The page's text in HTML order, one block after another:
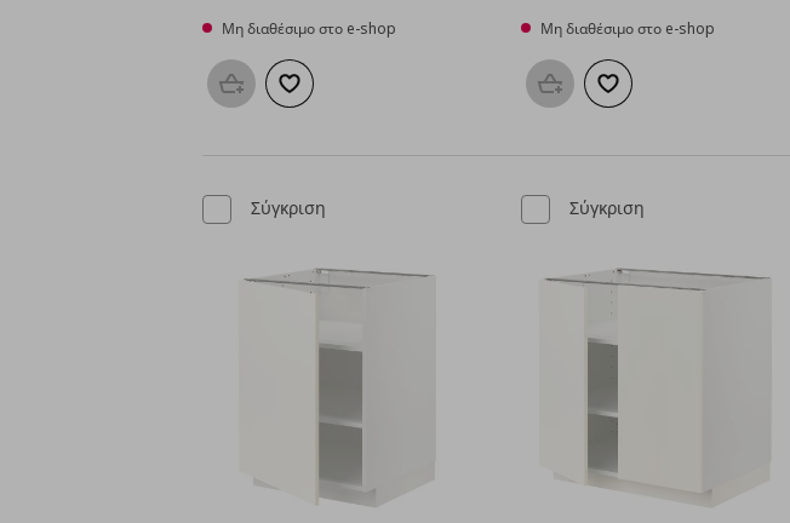
Μη διαθέσιμο στο e-shop
Προσθήκη στο καλάθι
Προσθήκη στα αγαπημένα
Μη διαθέσιμο στο e-shop
Προσθήκη στο καλάθι
Προσθήκη στα αγαπημένα
Σύγκριση Σύγκριση